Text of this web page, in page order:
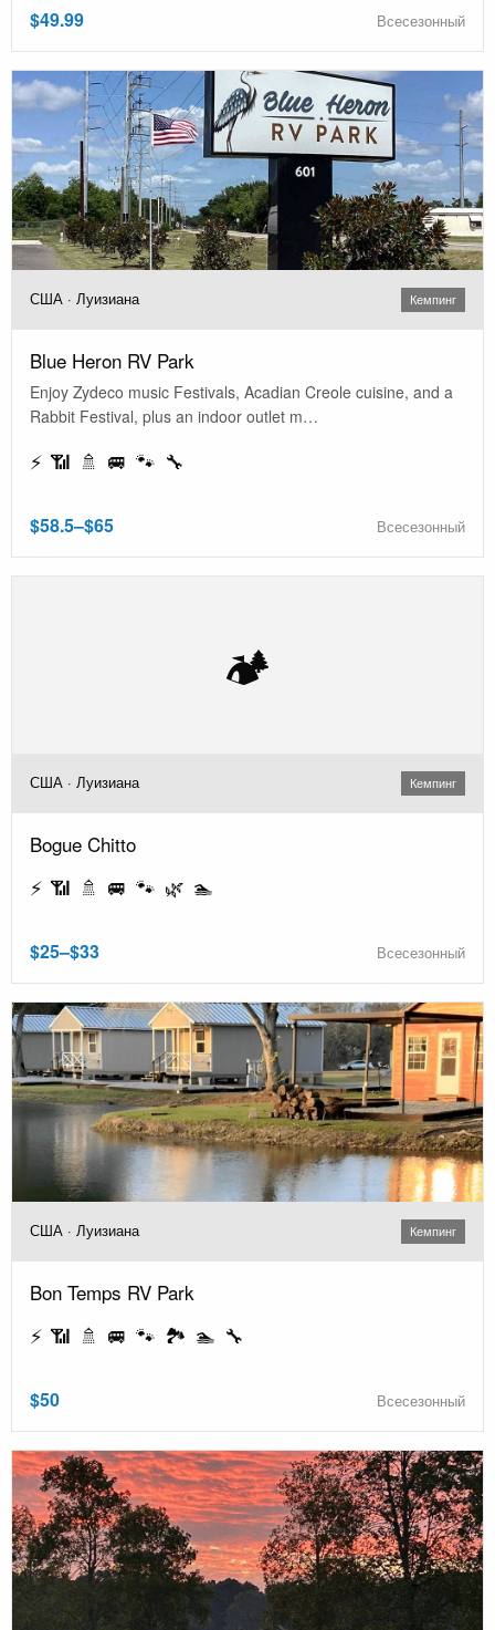
$49.99 Всесезонный
США · Луизиана Кемпинг
Blue Heron RV Park
Enjoy Zydeco music Festivals, Acadian Creole cuisine, and a
Rabbit Festival, plus an indoor outlet m…
⚡ 📶 🚿 🚐 🐾 🔧
$58.5–$65 Всесезонный
🏕️
США · Луизиана Кемпинг
Bogue Chitto
⚡ 📶 🚿 🚐 🐾 🌿 🏊
$25–$33 Всесезонный
США · Луизиана Кемпинг
Bon Temps RV Park
⚡ 📶 🚿 🚐 🐾 🏞️ 🏊 🔧
$50 Всесезонный